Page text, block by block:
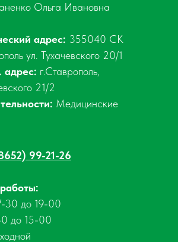
Ольга Ивановна
адрес: 355040 СК
ул. Тухачевского 20/1
адрес: г.Ставрополь,
21/2
Медицинские
99-21-26
30 до 19-00
до 15-00